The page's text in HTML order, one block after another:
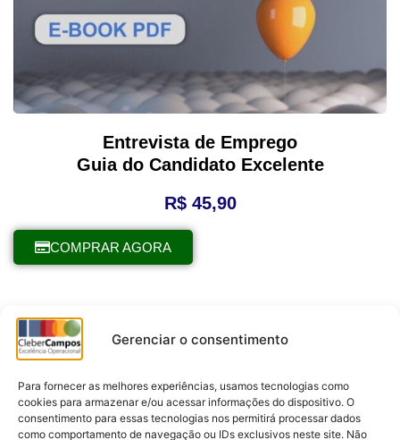
Gerenciar o consentimento
Para fornecer as melhores experiências, usamos tecnologias como
cookies para armazenar e/ou acessar informações do dispositivo. O
consentimento para essas tecnologias nos permitirá processar dados
como comportamento de navegação ou IDs exclusivos neste site. Não
Entrevista de Emprego
Guia do Candidato Excelente
R$45,90
COMPRAR AGORA